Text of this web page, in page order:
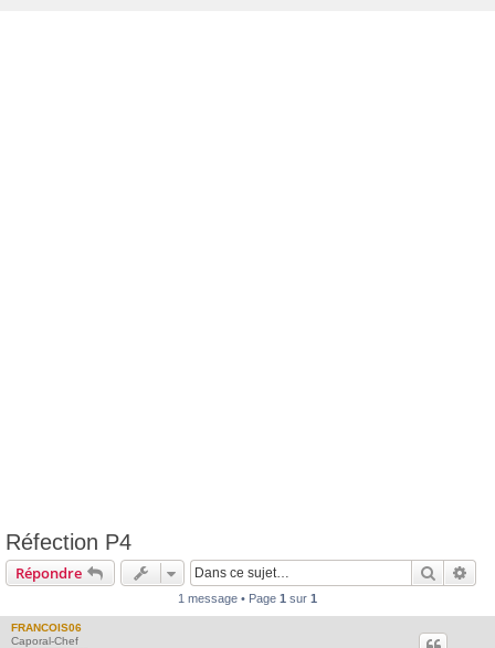
Réfection P4
Répondre
1 message • Page 1 sur 1
FRANCOIS06
Caporal-Chef